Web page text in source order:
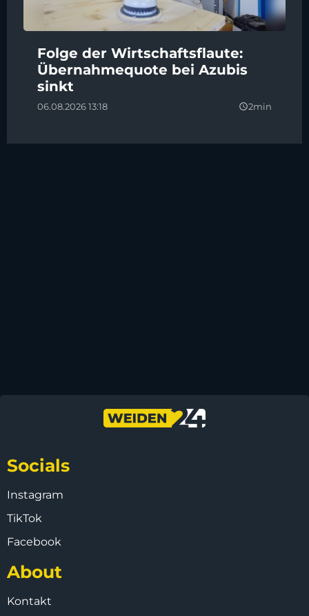
Folge der Wirtschaftsflaute:
Übernahmequote bei Azubis
sinkt
06.08.2026 13:18 query_builder2min
Socials
Instagram
TikTok
Facebook
About
Kontakt